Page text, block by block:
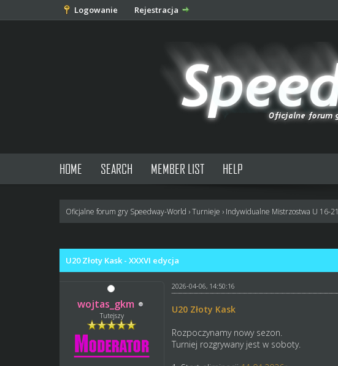
Logowanie Rejestracja
HOME SEARCH MEMBER LIST HELP
Oficjalne forum gry Speedway-World ›Turnieje › Indywidualne Mistrzostwa U 16-21
U20 Złoty Kask - XXXVI edycja
wojtas_gkm
Tutejszy
2026-04-06, 14:50:16
U20 Złoty Kask
Rozpoczynamy nowy sezon.
Turniej rozgrywany jest w soboty.